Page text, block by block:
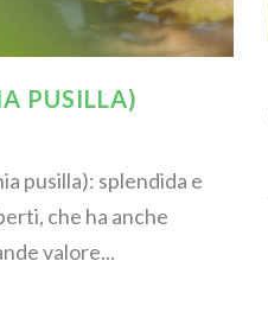
PUSILLA)
pusilla): splendida e
che ha anche
valore...